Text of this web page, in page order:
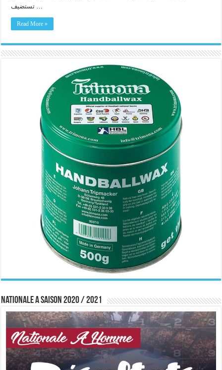
Read More »
Nationale A saison 2020 / 2021